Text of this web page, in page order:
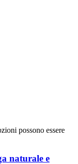
possono essere
naturale e